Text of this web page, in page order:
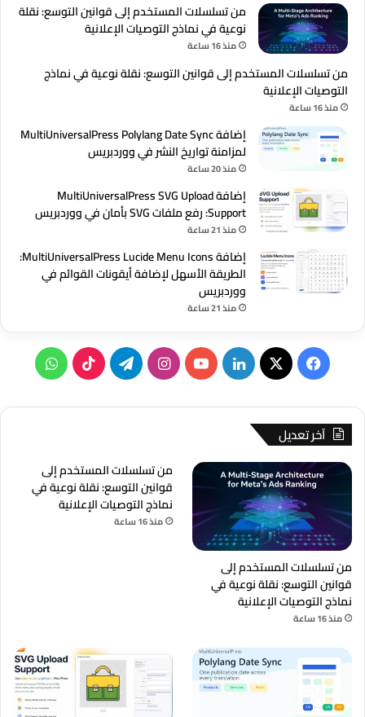
من تسلسلات المستخدم إلى قوانين التوسع: نقلة
نوعية في نماذج التوصيات الإعلانية
منذ 16 ساعة
من تسلسلات المستخدم إلى قوانين التوسع: نقلة نوعية في نماذج
التوصيات الإعلانية
منذ 16 ساعة
إضافة MultiUniversalPress Polylang Date Sync
لمزامنة تواريخ النشر في ووردبريس
منذ 20 ساعة
إضافة MultiUniversalPress SVG Upload
Support: رفع ملفات SVG بأمان في ووردبريس
منذ 21 ساعة
إضافة MultiUniversalPress Lucide Menu Icons:
الطريقة الأسهل لإضافة أيقونات القوائم في
ووردبريس
منذ 21 ساعة
فيسبوك
‫X لينكدإن‫YouTubeانستقرامتيلقرام‫TikTok
آخر تعديل
من تسلسلات المستخدم إلى
قوانين التوسع: نقلة نوعية في
نماذج التوصيات الإعلانية
منذ 16 ساعة
من تسلسلات المستخدم إلى
قوانين التوسع: نقلة نوعية في
نماذج التوصيات الإعلانية
منذ 16 ساعة